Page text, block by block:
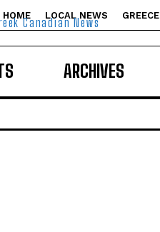
HOME LOCAL NEWS GREECE
Canadian News
ARCHIVES